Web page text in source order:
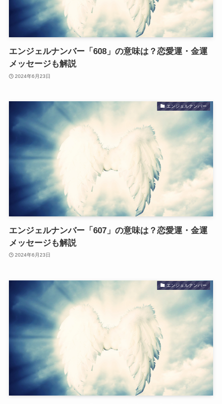
エンジェルナンバー「608」の意味は？恋愛運・金運
メッセージも解説
2024年6月23日
エンジェルナンバー
エンジェルナンバー「607」の意味は？恋愛運・金運
メッセージも解説
2024年6月23日
エンジェルナンバー